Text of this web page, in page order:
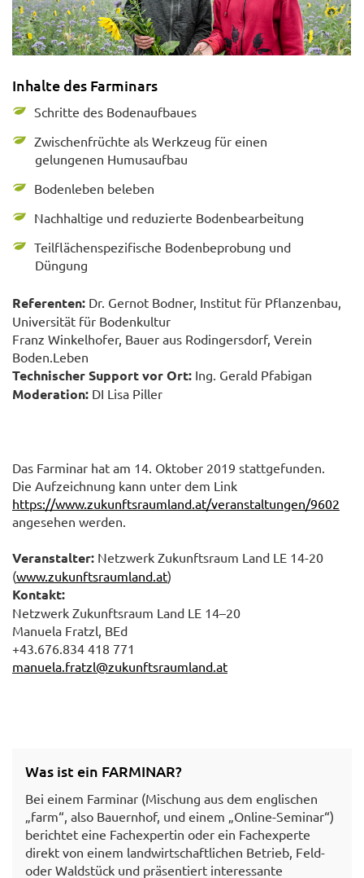
Farminar Zukunftsfitter Bodenaufbau
© NETZWERK ZUKNFTSRAUM
LAND/Ing. Gerald PFABIGAN
Inhalte des Farminars
Schritte des Bodenaufbaues
Zwischenfrüchte als Werkzeug für einen
gelungenen Humusaufbau
Bodenleben beleben
Nachhaltige und reduzierte Bodenbearbeitung
Teilflächenspezifische Bodenbeprobung und
Düngung
Referenten: Dr. Gernot Bodner, Institut für Pflanzenbau,
Universität für Bodenkultur
Franz Winkelhofer, Bauer aus Rodingersdorf, Verein
Boden.Leben
Technischer Support vor Ort: Ing. Gerald Pfabigan
Moderation: DI Lisa Piller
Das Farminar hat am 14. Oktober 2019 stattgefunden.
Die Aufzeichnung kann unter dem Link
https://www.zukunftsraumland.at/veranstaltungen/9602
angesehen werden.
Veranstalter: Netzwerk Zukunftsraum Land LE 14-20
(www.zukunftsraumland.at)
Kontakt:
Netzwerk Zukunftsraum Land LE 14–20
Manuela Fratzl, BEd
+43.676.834 418 771
manuela.fratzl@zukunftsraumland.at
Was ist ein FARMINAR?
Bei einem Farminar (Mischung aus dem englischen
„farm“, also Bauernhof, und einem „Online-Seminar“)
berichtet eine Fachexpertin oder ein Fachexperte
direkt von einem landwirtschaftlichen Betrieb, Feld-
oder Waldstück und präsentiert interessante